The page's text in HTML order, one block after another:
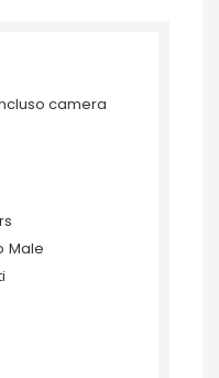
camera
Male